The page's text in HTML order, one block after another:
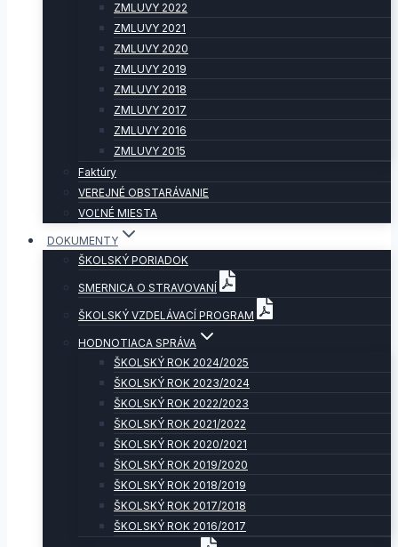
ZMLUVY 2022
ZMLUVY 2021
ZMLUVY 2020
ZMLUVY 2019
ZMLUVY 2018
ZMLUVY 2017
ZMLUVY 2016
ZMLUVY 2015
Faktúry
VEREJNÉ OBSTARÁVANIE
VOĽNÉ MIESTA
DOKUMENTY
ŠKOLSKÝ PORIADOK
SMERNICA O STRAVOVANÍ
ŠKOLSKÝ VZDELÁVACÍ PROGRAM
HODNOTIACA SPRÁVA
ŠKOLSKÝ ROK 2024/2025
ŠKOLSKÝ ROK 2023/2024
ŠKOLSKÝ ROK 2022/2023
ŠKOLSKÝ ROK 2021/2022
ŠKOLSKÝ ROK 2020/2021
ŠKOLSKÝ ROK 2019/2020
ŠKOLSKÝ ROK 2018/2019
ŠKOLSKÝ ROK 2017/2018
ŠKOLSKÝ ROK 2016/2017